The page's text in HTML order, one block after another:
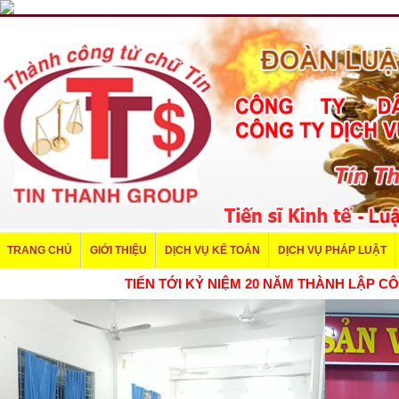
TRANG CHỦ GIỚI THIỆU DỊCH VỤ KẾ TOÁN DỊCH VỤ PHÁP LUẬT
TIẾN TỚI KỶ NIỆM 20 NĂM THÀNH